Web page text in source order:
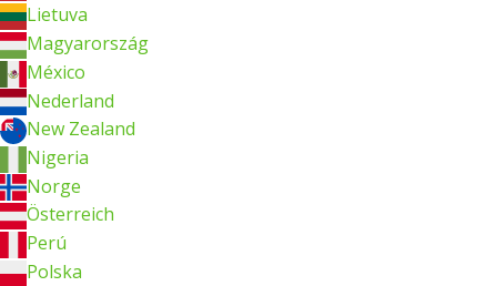
Lietuva
Magyarország
México
Nederland
New Zealand
Nigeria
Norge
Österreich
Perú
Polska